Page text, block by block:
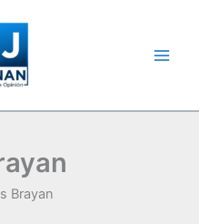
Brayan